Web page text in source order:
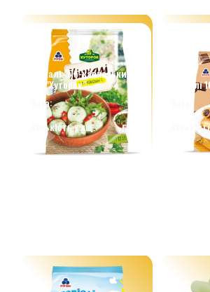
Хінкалі "По-кавказьки"
ТМ "Хуторок"
Вага:
1 kг.
Кількість у ящ.:
5 шт.